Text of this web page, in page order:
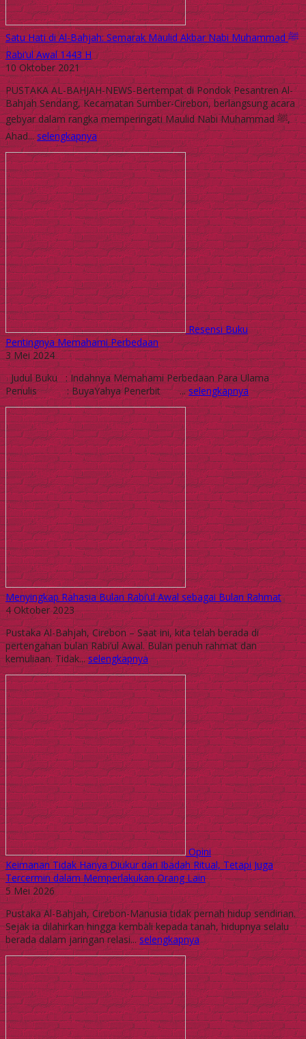
Satu Hati di Al-Bahjah: Semarak Maulid Akbar Nabi Muhammad ﷺ
Rabi’ul Awal 1443 H
10 Oktober 2021
PUSTAKA AL-BAHJAH-NEWS-Bertempat di Pondok Pesantren Al-
Bahjah Sendang, Kecamatan Sumber-Cirebon, berlangsung acara
gebyar dalam rangka memperingati Maulid Nabi Muhammad ﷺ,
Ahad...selengkapnya
Resensi Buku
Pentingnya Memahami Perbedaan
3 Mei 2024
Judul Buku : Indahnya Memahami Perbedaan Para Ulama
Penulis : BuyaYahya Penerbit ...selengkapnya
Menyingkap Rahasia Bulan Rabi’ul Awal sebagai Bulan Rahmat
4 Oktober 2023
Pustaka Al-Bahjah, Cirebon – Saat ini, kita telah berada di
pertengahan bulan Rabi’ul Awal. Bulan penuh rahmat dan
kemuliaan. Tidak...selengkapnya
Opini
Keimanan Tidak Hanya Diukur dari Ibadah Ritual, Tetapi Juga
Tercermin dalam Memperlakukan Orang Lain
5 Mei 2026
Pustaka Al-Bahjah, Cirebon-Manusia tidak pernah hidup sendirian.
Sejak ia dilahirkan hingga kembali kepada tanah, hidupnya selalu
berada dalam jaringan relasi...selengkapnya